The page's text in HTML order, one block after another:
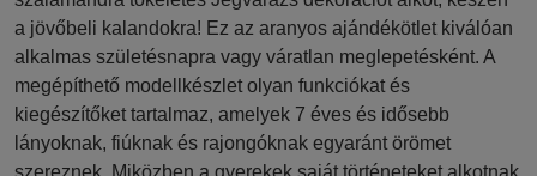
a jövőbeli kalandokra! Ez az aranyos ajándékötlet kiválóan
alkalmas születésnapra vagy váratlan meglepetésként. A
megépíthető modellkészlet olyan funkciókat és
kiegészítőket tartalmaz, amelyek 7 éves és idősebb
lányoknak, fiúknak és rajongóknak egyaránt örömet
szereznek. Miközben a gyerekek saját történeteket alkotnak